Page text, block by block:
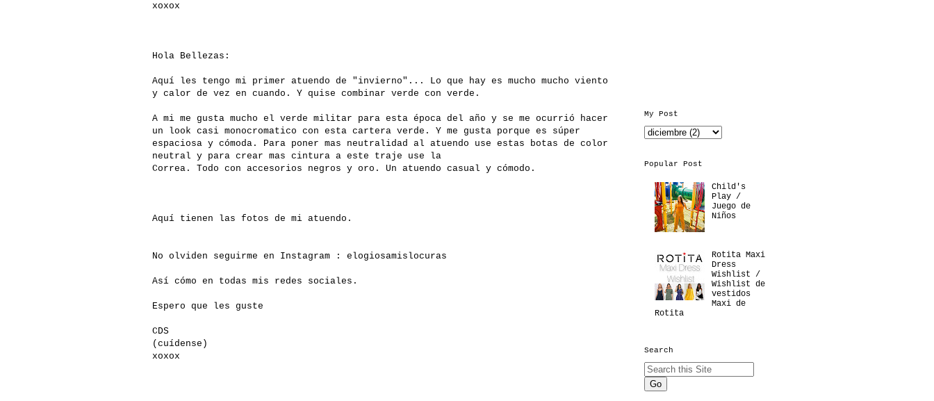
xoxox
Hola Bellezas:
Aquí les tengo mi primer atuendo de "invierno"... Lo que hay es mucho mucho viento
y calor de vez en cuando. Y quise combinar verde con verde.
A mi me gusta mucho el verde militar para esta época del año y se me ocurrió hacer
un look casi monocromatico con esta cartera verde. Y me gusta porque es súper
espaciosa y cómoda. Para poner mas neutralidad al atuendo use estas botas de color
neutral y para crear mas cintura a este traje use la
Correa. Todo con accesorios negros y oro. Un atuendo casual y cómodo.
Aquí tienen las fotos de mi atuendo.
No olviden seguirme en Instagram : elogiosamislocuras
Así cómo en todas mis redes sociales.
Espero que les guste
CDS
(cuídense)
xoxox
My Post
Popular Post
Child's
Play /
Juego de
Niños
Rotita Maxi
Dress
Wishlist /
Wishlist de
vestidos
Maxi de
Rotita
Search